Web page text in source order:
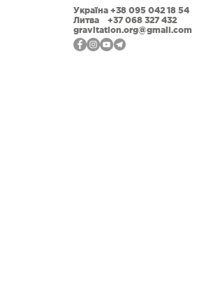
Україна +38 095 042 18 54
Литва +37 068 327 432
gravitation.org@gmail.com